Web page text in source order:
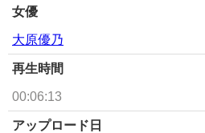
女優
大原優乃
再生時間
00:06:13
アップロード日